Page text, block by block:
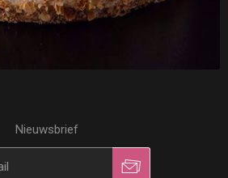
Nieuwsbrief